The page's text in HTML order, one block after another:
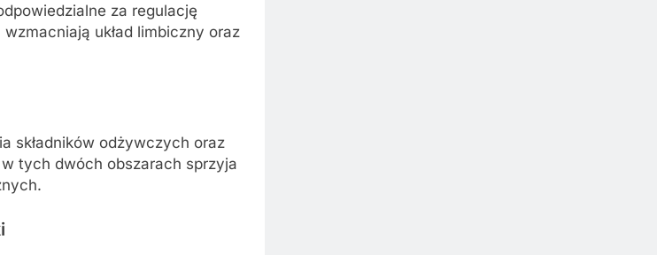
za regulację
układ limbiczny oraz
składników odżywczych oraz
tych dwóch obszarach sprzyja